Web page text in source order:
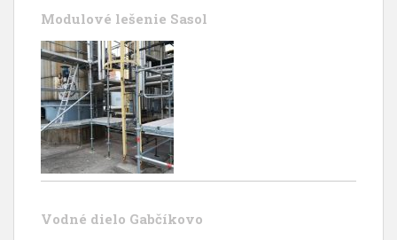
Modulové lešenie Sasol
Vodné dielo Gabčíkovo